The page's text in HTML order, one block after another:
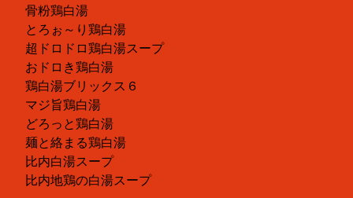
骨粉鶏白湯
とろぉ～り鶏白湯
超ドロドロ鶏白湯スープ
おドロき鶏白湯
鶏白湯ブリックス６
マジ旨鶏白湯
どろっと鶏白湯
麺と絡まる鶏白湯
比内白湯スープ
比内地鶏の白湯スープ